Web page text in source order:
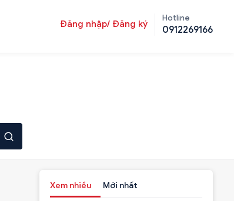
Đăng nhập/ Đăng ký
Hotline
0912269166
Xem nhiều Mới nhất